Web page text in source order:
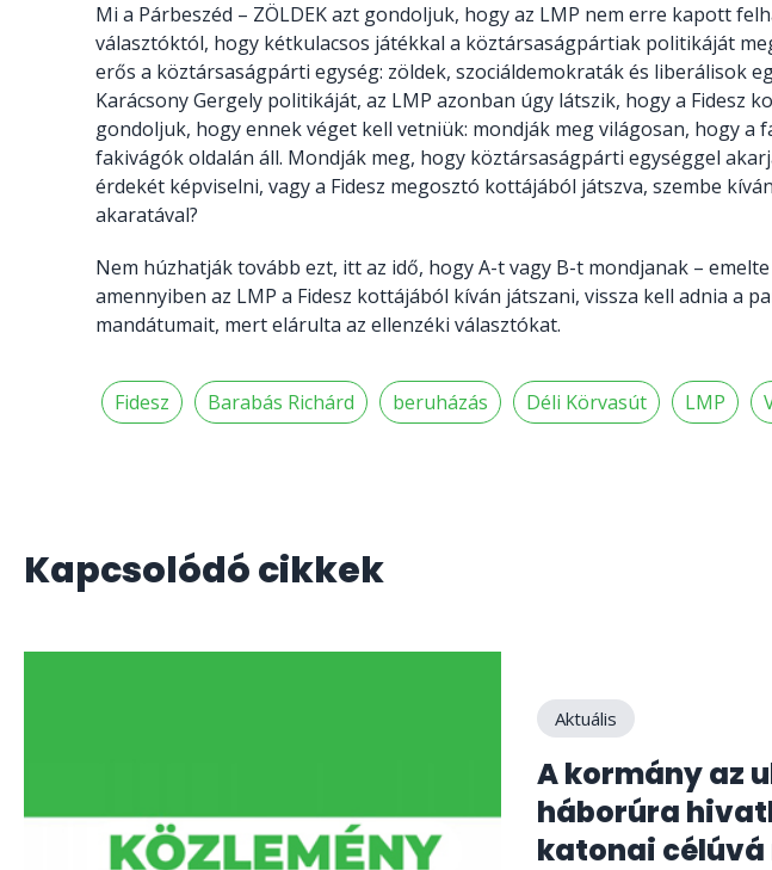
Mi a Párbeszéd – ZÖLDEK azt gondoljuk, hogy az LMP nem erre kapott
választóktól, hogy kétkulacsos játékkal a köztársaságpártiak politikáját
erős a köztársaságpárti egység: zöldek, szociáldemokraták és liberálisok
Karácsony Gergely politikáját, az LMP azonban úgy látszik, hogy a Fidesz
gondoljuk, hogy ennek véget kell vetniük: mondják meg világosan, hogy a
fakivágók oldalán áll. Mondják meg, hogy köztársaságpárti egységgel
érdekét képviselni, vagy a Fidesz megosztó kottájából játszva, szembe
akaratával?
Nem húzhatják tovább ezt, itt az idő, hogy A-t vagy B-t mondjanak –
amennyiben az LMP a Fidesz kottájából kíván játszani, vissza kell adnia a
mandátumait, mert elárulta az ellenzéki választókat.
Fidesz Barabás Richárd beruházás Déli Körvasút LMP
Kapcsolódó cikkek
Aktuális
A kormány az
háborúra
katonai